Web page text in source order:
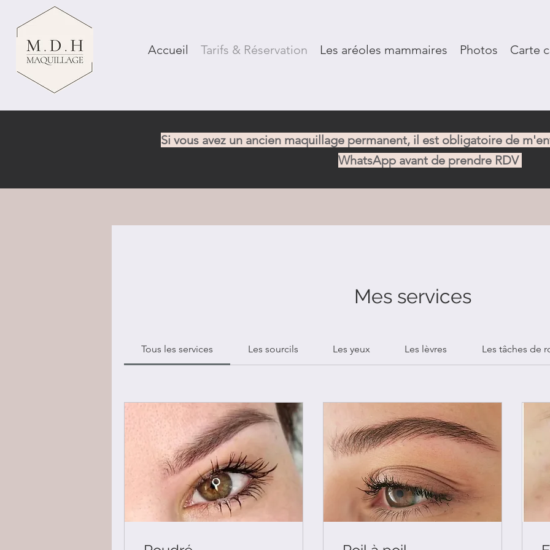
Accueil Tarifs & Réservation Les aréoles mammaires Photos Carte
Si vous avez un ancien maquillage permanent, il est obligatoire de
WhatsApp avant de prendre RDV
Mes services
Tous les services Les sourcils Les yeux Les lèvres Les tâches de